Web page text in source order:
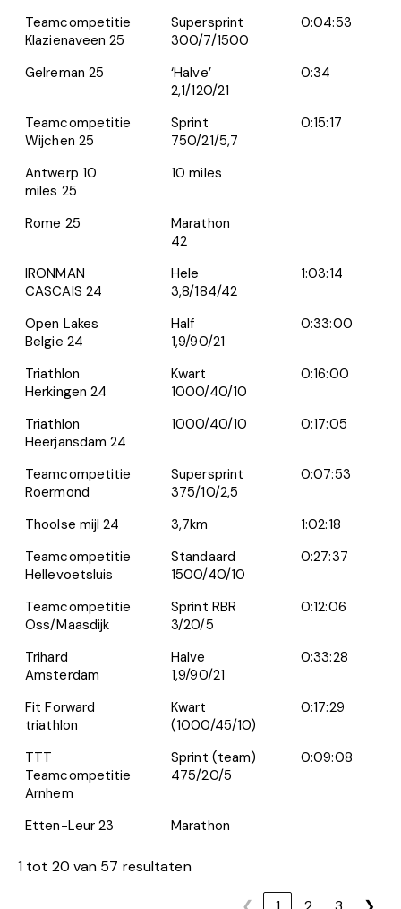
Teamcompetitie
Klazienaveen 25
Supersprint
300/7/1500
0:04:53
Gelreman 25
‘Halve’
2,1/120/21
0:34
Teamcompetitie
Wijchen 25
Sprint
750/21/5,7
0:15:17
Antwerp 10
miles 25
10 miles
Rome 25
Marathon
42
IRONMAN
CASCAIS 24
Hele
3,8/184/42
1:03:14
Open Lakes
Belgie 24
Half
1,9/90/21
0:33:00
Triathlon
Herkingen 24
Kwart
1000/40/10
0:16:00
Triathlon
Heerjansdam 24
1000/40/10 0:17:05
Teamcompetitie
Roermond
Supersprint
375/10/2,5
0:07:53
Thoolse mijl 24 3,7km
1:02:18
Teamcompetitie
Hellevoetsluis
Standaard
1500/40/10
0:27:37
Teamcompetitie
Oss/Maasdijk
Sprint RBR
3/20/5
0:12:06
Trihard
Amsterdam
Halve
1,9/90/21
0:33:28
Fit Forward
triathlon
Kwart
(1000/45/10)
0:17:29
TTT
Teamcompetitie
Arnhem
Sprint (team)
475/20/5
0:09:08
Etten-Leur 23 Marathon
1 tot 20 van 57 resultaten